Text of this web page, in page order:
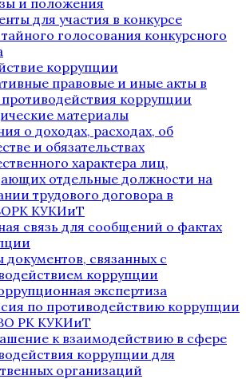
и положения
для участия в конкурсе
голосования конкурсного
коррупции
правовые и иные акты в
коррупции
материалы
о доходах, расходах, об
и обязательствах
характера лиц,
отдельные должности на
трудового договора в
КУКИиТ
связь для сообщений о фактах
связанных с
коррупции
экспертиза
по противодействию коррупции
РК КУКИиТ
к взаимодействию в сфере
коррупции для
организаций